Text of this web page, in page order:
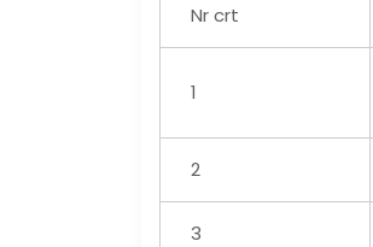
Nr crt
1
2
3